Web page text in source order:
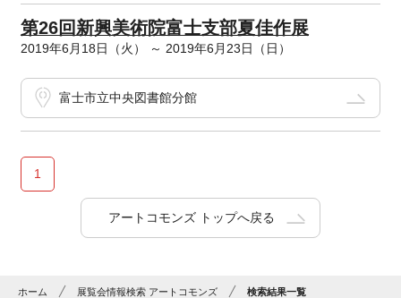
第26回新興美術院富士支部夏佳作展
2019年6月18日（火） ～ 2019年6月23日（日）
富士市立中央図書館分館
1
アートコモンズ トップへ戻る
ホーム 展覧会情報検索 アートコモンズ 検索結果一覧